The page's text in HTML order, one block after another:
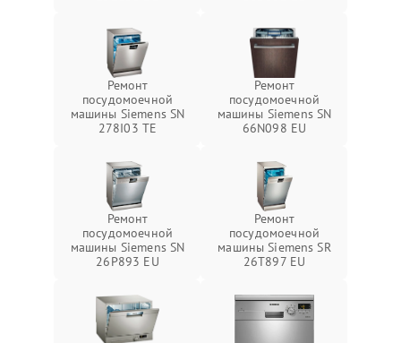
Ремонт
посудомоечной
машины Siemens SN
278I03 TE
Ремонт
посудомоечной
машины Siemens SN
66N098 EU
Ремонт
посудомоечной
машины Siemens SN
26P893 EU
Ремонт
посудомоечной
машины Siemens SR
26T897 EU